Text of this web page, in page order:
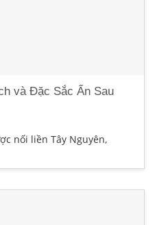
và Đặc Sắc Ẩn Sau
nối liền Tây Nguyên,